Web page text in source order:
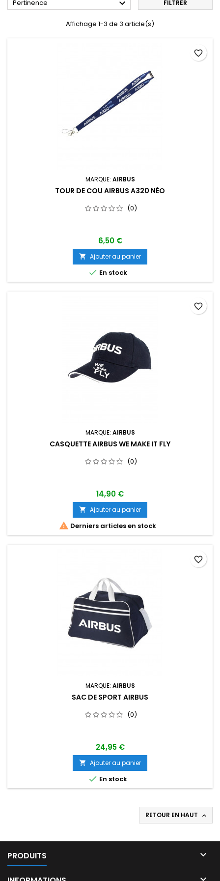
Pertinence  FILTRER
Affichage 1-3 de 3 article(s)
MARQUE: AIRBUS
TOUR DE COU AIRBUS A320 NÉO
(0)
6,50 €
 Ajouter au panier
 En stock
favorite_border
MARQUE: AIRBUS
CASQUETTE AIRBUS WE MAKE IT FLY
(0)
14,90 €
 Ajouter au panier
 Derniers articles en stock
favorite_border
MARQUE: AIRBUS
SAC DE SPORT AIRBUS
(0)
24,95 €
 Ajouter au panier
 En stock
favorite_border
RETOUR EN HAUT 
PRODUITS 